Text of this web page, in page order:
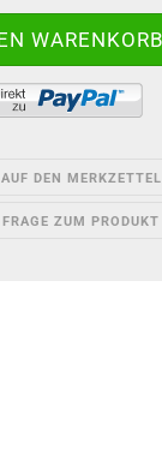
AUF DEN MERKZETTEL
FRAGE ZUM PRODUKT